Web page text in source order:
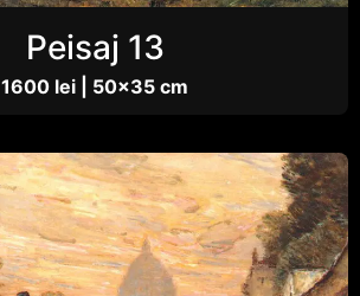
Peisaj 13
1600 lei | 50×35 cm